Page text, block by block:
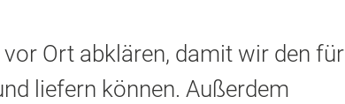
Ort abklären, damit wir den für
liefern können. Außerdem